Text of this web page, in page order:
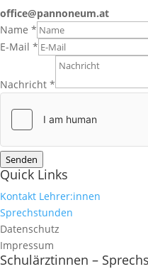
office@pannoneum.at
Name *
E-Mail *
Nachricht *
Senden
Quick Links
Kontakt Lehrer:innen
Sprechstunden
Datenschutz
Impressum
Schulärztinnen –